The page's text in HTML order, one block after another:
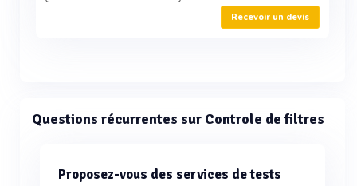
Recevoir un devis
Questions récurrentes sur Controle de filtres
Proposez-vous des services de tests